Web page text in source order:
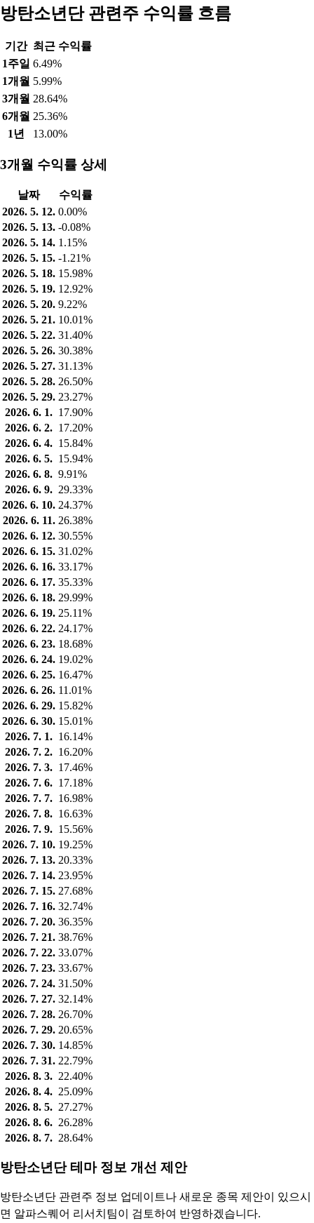
방탄소년단 관련주 수익률 흐름
기간 최근 수익률
1주일 6.49%
1개월 5.99%
3개월 28.64%
6개월 25.36%
1년
13.00%
3개월 수익률 상세
날짜
수익률
2026. 5. 12. 0.00%
2026. 5. 13. -0.08%
2026. 5. 14. 1.15%
2026. 5. 15. -1.21%
2026. 5. 18. 15.98%
2026. 5. 19. 12.92%
2026. 5. 20. 9.22%
2026. 5. 21. 10.01%
2026. 5. 22. 31.40%
2026. 5. 26. 30.38%
2026. 5. 27. 31.13%
2026. 5. 28. 26.50%
2026. 5. 29. 23.27%
2026. 6. 1. 17.90%
2026. 6. 2. 17.20%
2026. 6. 4. 15.84%
2026. 6. 5. 15.94%
2026. 6. 8. 9.91%
2026. 6. 9. 29.33%
2026. 6. 10. 24.37%
2026. 6. 11. 26.38%
2026. 6. 12. 30.55%
2026. 6. 15. 31.02%
2026. 6. 16. 33.17%
2026. 6. 17. 35.33%
2026. 6. 18. 29.99%
2026. 6. 19. 25.11%
2026. 6. 22. 24.17%
2026. 6. 23. 18.68%
2026. 6. 24. 19.02%
2026. 6. 25. 16.47%
2026. 6. 26. 11.01%
2026. 6. 29. 15.82%
2026. 6. 30. 15.01%
2026. 7. 1. 16.14%
2026. 7. 2. 16.20%
2026. 7. 3. 17.46%
2026. 7. 6. 17.18%
2026. 7. 7. 16.98%
2026. 7. 8. 16.63%
2026. 7. 9. 15.56%
2026. 7. 10. 19.25%
2026. 7. 13. 20.33%
2026. 7. 14. 23.95%
2026. 7. 15. 27.68%
2026. 7. 16. 32.74%
2026. 7. 20. 36.35%
2026. 7. 21. 38.76%
2026. 7. 22. 33.07%
2026. 7. 23. 33.67%
2026. 7. 24. 31.50%
2026. 7. 27. 32.14%
2026. 7. 28. 26.70%
2026. 7. 29. 20.65%
2026. 7. 30. 14.85%
2026. 7. 31. 22.79%
2026. 8. 3. 22.40%
2026. 8. 4. 25.09%
2026. 8. 5. 27.27%
2026. 8. 6. 26.28%
2026. 8. 7. 28.64%
방탄소년단 테마 정보 개선 제안
방탄소년단 관련주 정보 업데이트나 새로운 종목 제안이 있으시
면 알파스퀘어 리서치팀이 검토하여 반영하겠습니다.